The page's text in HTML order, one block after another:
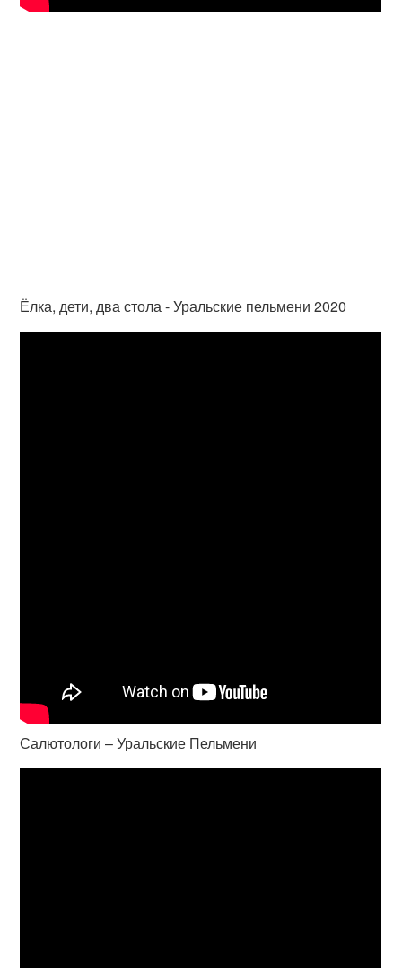
Ёлка, дети, два стола - Уральские пельмени 2020
Салютологи – Уральские Пельмени